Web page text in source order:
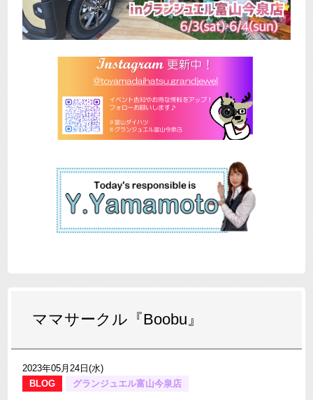
ママサークル『Boobu』
2023年05月24日(水)
BLOG
グランジュエル富山今泉店